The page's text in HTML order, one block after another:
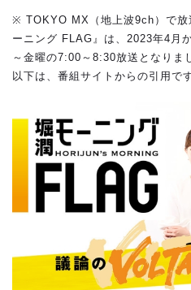
※ TOKYO MX（地上波9ch）で放
ーニング FLAG』は、2023年4月
～金曜の7:00～8:30放送となりま
以下は、番組サイトからの引用です